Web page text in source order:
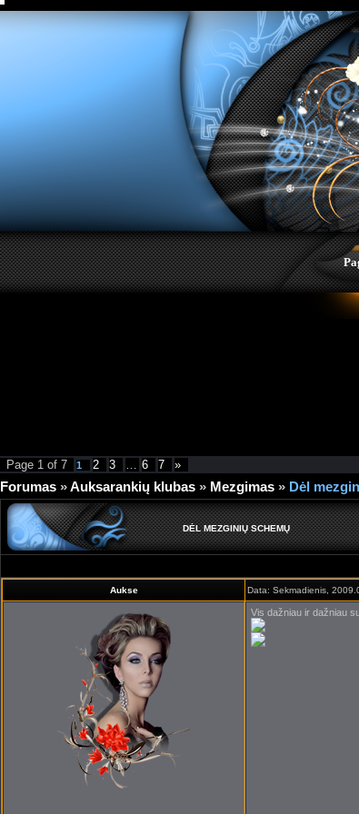
>
Page 1 of 7 1 2 3 … 6 7 »
Forumas »Auksarankių klubas » Mezgimas » Dėl
DĖL MEZGINIŲ SCHEMŲ
Aukse Data: Sekmadienis,
Vis dažniau ir dažniau